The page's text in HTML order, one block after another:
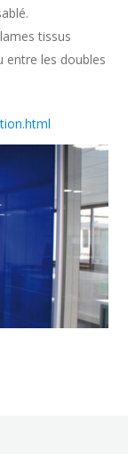
tissus
entre les doubles